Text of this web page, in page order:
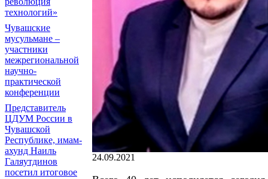
технологий»
Чувашские
мусульмане –
участники
межрегиональной
научно-
практической
конференции
Представитель
ЦДУМ России в
Чувашской
Республике, имам-
ахунд Наиль
Галяутдинов
посетил итоговое
24.09.2021